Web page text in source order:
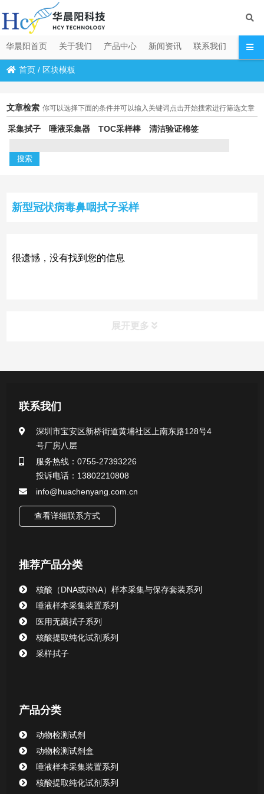
华晨阳首页 关于我们 产品中心 新闻资讯 联系我们
首页 / 区块模板
文章检索 你可以选择下面的条件并可以输入关键词点击开始搜索进行筛选文章
采集拭子 唾液采集器 TOC采样棒 清洁验证棉签
新型冠状病毒鼻咽拭子采样
很遗憾，没有找到您的信息
展开更多
产品中心
医用无菌采样拭子系列
一次性使用采样器系列
微生物样本保存液（通用运输传媒介质）系列
核酸（DNA&RNA）样本采集与保存套装系列
唾液样本采集装置系列
清洁验证棉签系列
动物检测试剂
联系我们
深圳市宝安区新桥街道黄埔社区上南东路128号4
号厂房八层
服务热线：0755-27393226
投诉电话：13802210808
info@huachenyang.com.cn
查看详细联系方式
推荐产品分类
核酸（DNA或RNA）样本采集与保存套装系列
唾液样本采集装置系列
医用无菌拭子系列
核酸提取纯化试剂系列
采样拭子
产品分类
动物检测试剂
动物检测试剂盒
唾液样本采集装置系列
核酸提取纯化试剂系列